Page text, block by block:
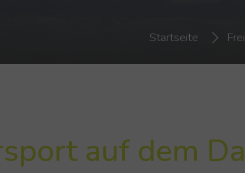
Startseite
auf dem